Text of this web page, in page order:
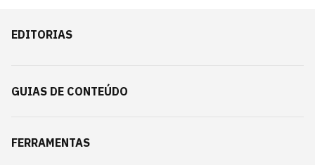
EDITORIAS
GUIAS DE CONTEÚDO
FERRAMENTAS